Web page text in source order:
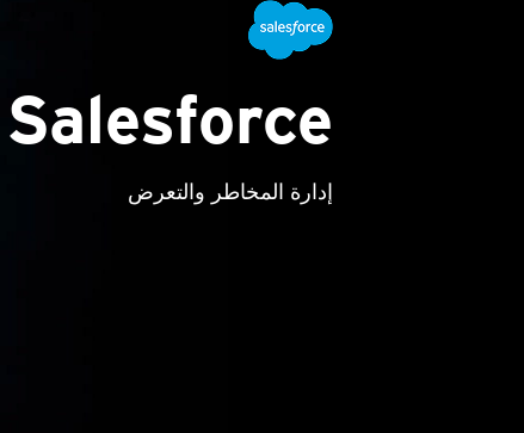
Salesforce
إدارة المخاطر والتعرض